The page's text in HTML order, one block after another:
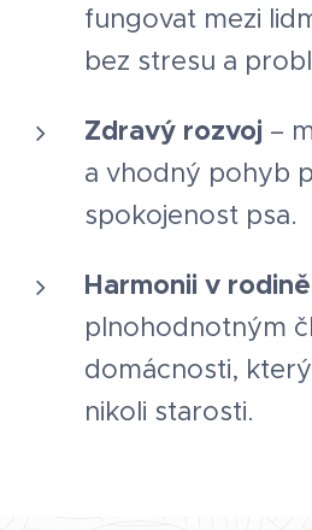
fungovat mezi
bez stresu a
Zdravý rozvoj –
a vhodný pohyb
spokojenost psa.
Harmonii v rodině
plnohodnotným
domácnosti,
nikoli starosti.